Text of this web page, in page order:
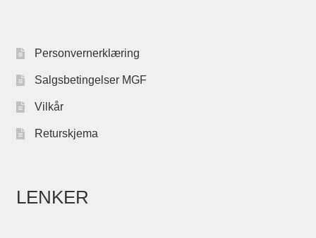
Personvernerklæring
Salgsbetingelser MGF
Vilkår
Returskjema
LENKER